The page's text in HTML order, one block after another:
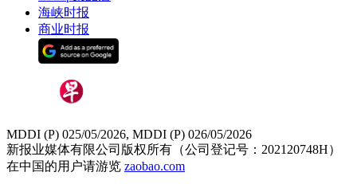
海峡时报
商业时报
MDDI (P) 025/05/2026, MDDI (P) 026/05/2026
新报业媒体有限公司版权所有（公司登记号：202120748H）
在中国的用户请游览 zaobao.com